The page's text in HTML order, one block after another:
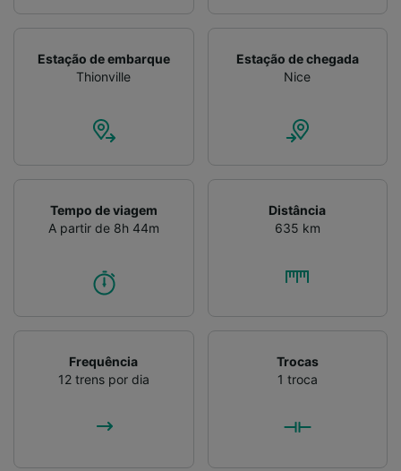
Estação de embarque
Thionville
Estação de chegada
Nice
Tempo de viagem
A partir de 8h 44m
Distância
635 km
Frequência
12 trens por dia
Trocas
1 troca
Verificar ativamente as características do
dispositivo para identificação. Armazenar e/ou
Publicidade e conteúdo personalizados,
medição de publicidade e conteúdo, pesquisa
Lista de parceiros (fornecedores)